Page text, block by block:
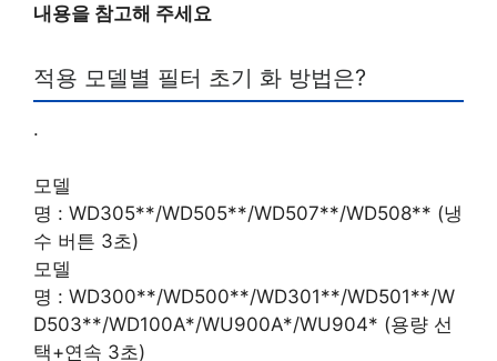
내용을 참고해 주세요
적용 모델별 필터 초기 화 방법은?
.
모델
명 : WD305**/WD505**/WD507**/WD508** (냉
수 버튼 3초)
모델
명 : WD300**/WD500**/WD301**/WD501**/W
D503**/WD100A*/WU900A*/WU904* (용량 선
택+연속 3초)